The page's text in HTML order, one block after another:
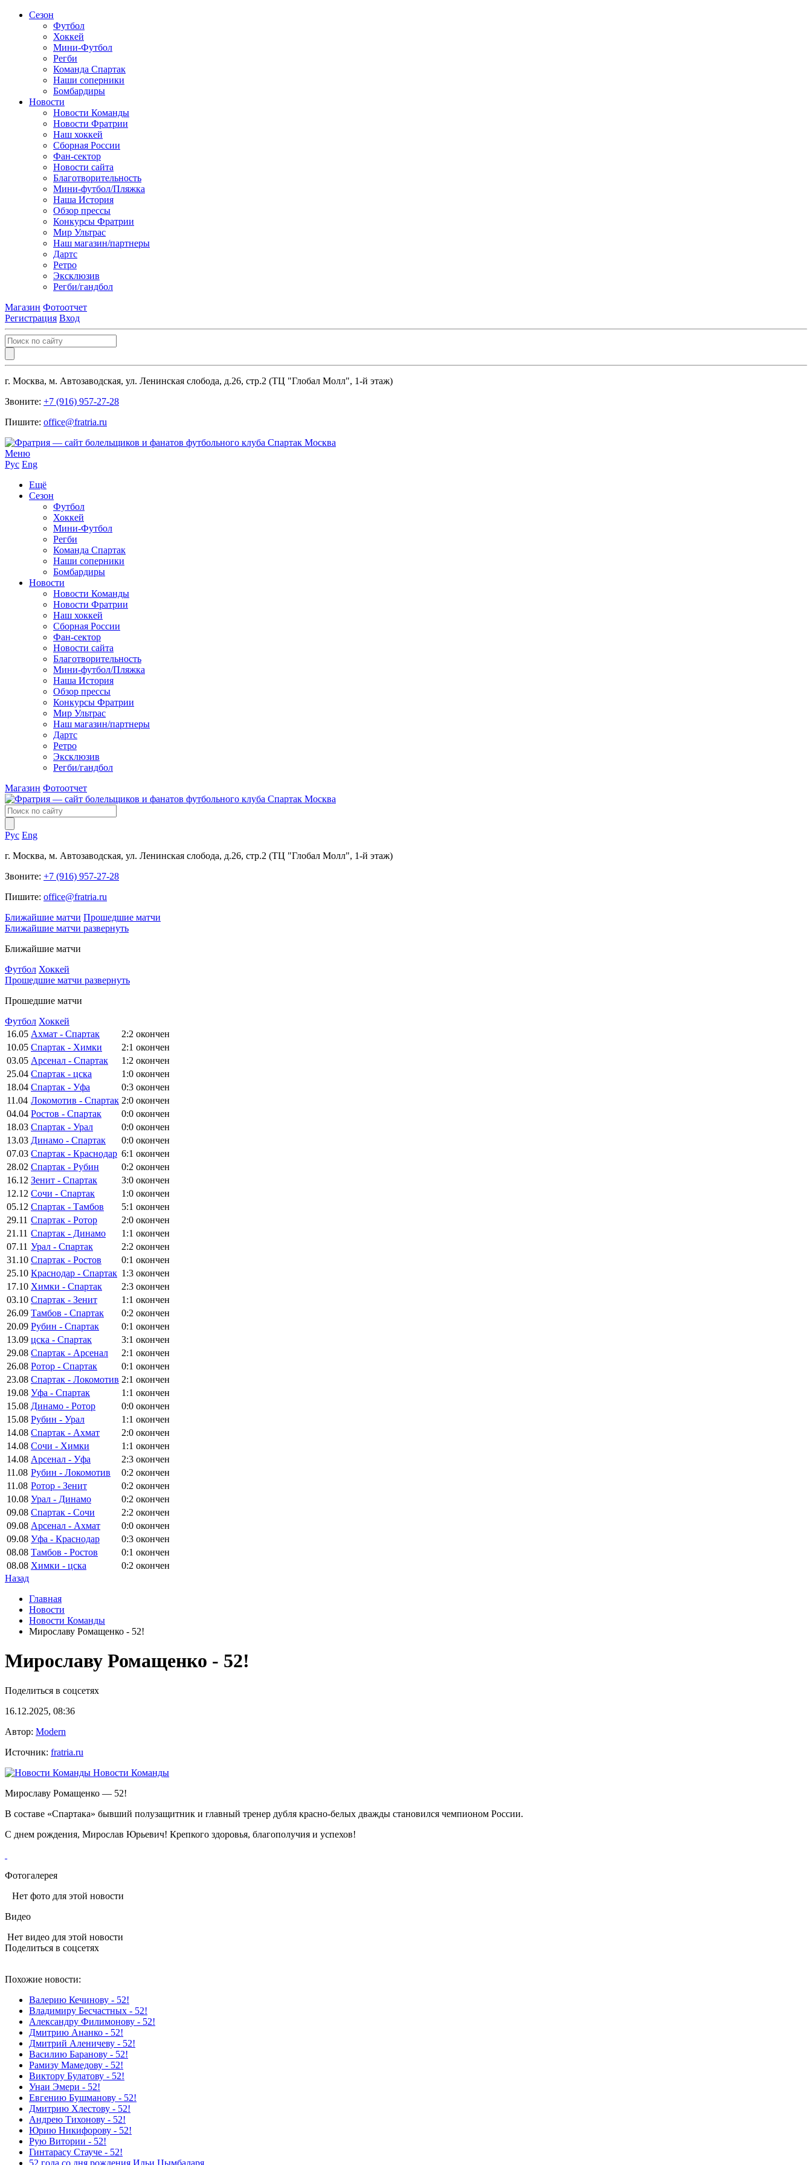
Сезон
Футбол
Хоккей
Мини-Футбол
Регби
Команда Спартак
Наши соперники
Бомбардиры
Новости
Новости Команды
Новости Фратрии
Наш хоккей
Сборная России
Фан-cектор
Новости сайта
Благотворительность
Мини-футбол/Пляжка
Наша История
Обзор прессы
Конкурсы Фратрии
Мир Ультрас
Наш магазин/партнеры
Дартс
Ретро
Эксклюзив
Регби/гандбол
Магазин Фотоотчет
Регистрация Вход
г. Москва, м. Автозаводская, ул. Ленинская слобода, д.26, стр.2 (ТЦ "Глобал Молл", 1-й этаж)
Звоните: +7 (916) 957-27-28
Пишите: office@fratria.ru
Меню
Рус Eng
Ещё
Сезон
Футбол
Хоккей
Мини-Футбол
Регби
Команда Спартак
Наши соперники
Бомбардиры
Новости
Новости Команды
Новости Фратрии
Наш хоккей
Сборная России
Фан-cектор
Новости сайта
Благотворительность
Мини-футбол/Пляжка
Наша История
Обзор прессы
Конкурсы Фратрии
Мир Ультрас
Наш магазин/партнеры
Дартс
Ретро
Эксклюзив
Регби/гандбол
Магазин Фотоотчет
Рус Eng
г. Москва, м. Автозаводская, ул. Ленинская слобода, д.26, стр.2 (ТЦ "Глобал Молл", 1-й этаж)
Звоните: +7 (916) 957-27-28
Пишите: office@fratria.ru
Ближайшие матчи Прошедшие матчи
Ближайшие матчи развернуть
Ближайшие матчи
Футбол Хоккей
Прошедшие матчи развернуть
Прошедшие матчи
Футбол Хоккей
16.05 Ахмат - Спартак 2:2 окончен
10.05 Спартак - Химки 2:1 окончен
03.05 Арсенал - Спартак 1:2 окончен
25.04 Спартак - цска 1:0 окончен
18.04 Спартак - Уфа 0:3 окончен
11.04 Локомотив - Спартак 2:0 окончен
04.04 Ростов - Спартак 0:0 окончен
18.03 Спартак - Урал 0:0 окончен
13.03 Динамо - Спартак 0:0 окончен
07.03 Спартак - Краснодар 6:1 окончен
28.02 Спартак - Рубин 0:2 окончен
16.12 Зенит - Спартак 3:0 окончен
12.12 Сочи - Спартак 1:0 окончен
05.12 Спартак - Тамбов 5:1 окончен
29.11 Спартак - Ротор 2:0 окончен
21.11 Спартак - Динамо 1:1 окончен
07.11 Урал - Спартак 2:2 окончен
31.10 Спартак - Ростов 0:1 окончен
25.10 Краснодар - Спартак 1:3 окончен
17.10 Химки - Спартак 2:3 окончен
03.10 Спартак - Зенит 1:1 окончен
26.09 Тамбов - Спартак 0:2 окончен
20.09 Рубин - Спартак 0:1 окончен
13.09 цска - Спартак 3:1 окончен
29.08 Спартак - Арсенал 2:1 окончен
26.08 Ротор - Спартак 0:1 окончен
23.08 Спартак - Локомотив 2:1 окончен
19.08 Уфа - Спартак 1:1 окончен
15.08 Динамо - Ротор 0:0 окончен
15.08 Рубин - Урал 1:1 окончен
14.08 Спартак - Ахмат 2:0 окончен
14.08 Сочи - Химки 1:1 окончен
14.08 Арсенал - Уфа 2:3 окончен
11.08 Рубин - Локомотив 0:2 окончен
11.08 Ротор - Зенит 0:2 окончен
10.08 Урал - Динамо 0:2 окончен
09.08 Спартак - Сочи 2:2 окончен
09.08 Арсенал - Ахмат 0:0 окончен
09.08 Уфа - Краснодар 0:3 окончен
08.08 Тамбов - Ростов 0:1 окончен
08.08 Химки - цска 0:2 окончен
Назад
Главная
Новости
Новости Команды
Мирославу Ромащенко - 52!
Мирославу Ромащенко - 52!
Поделиться в соцсетях
16.12.2025, 08:36
Автор: Modern
Источник: fratria.ru
Новости Команды
Мирославу Ромащенко — 52!
В составе «Спартака» бывший полузащитник и главный тренер дубля красно-белых дважды становился чемпионом России.
С днем рождения, Мирослав Юрьевич! Крепкого здоровья, благополучия и успехов!
Фотогалерея
Нет фото для этой новости
Видео
Нет видео для этой новости
Поделиться в соцсетях
Похожие новости:
Валерию Кечинову - 52!
Владимиру Бесчастных - 52!
Александру Филимонову - 52!
Дмитрию Ананко - 52!
Дмитрий Аленичеву - 52!
Василию Баранову - 52!
Рамизу Мамедову - 52!
Виктору Булатову - 52!
Унаи Эмери - 52!
Евгению Бушманову - 52!
Дмитрию Хлестову - 52!
Андрею Тихонову - 52!
Юрию Никифорову - 52!
Рую Витории - 52!
Гинтарасу Стауче - 52!
52 года со дня рождения Ильи Цымбаларя